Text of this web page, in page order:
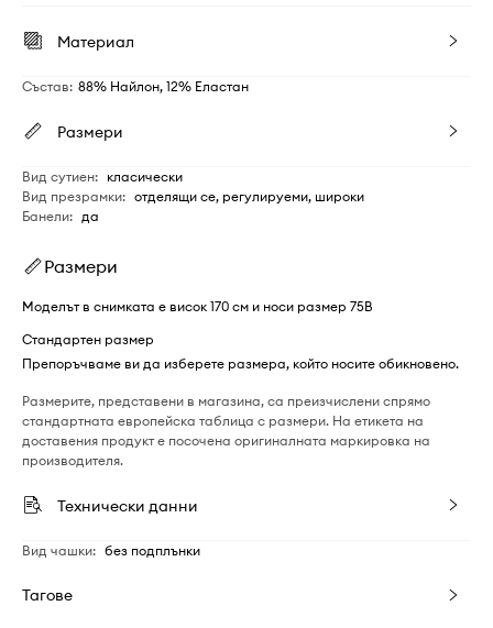
Материал
Състав: 88% Найлон, 12% Еластан
Размери
Вид сутиен: класически
Вид презрамки: отделящи се, регулируеми, широки
Банели: да
Размери
Моделът в снимката е висок 170 см и носи размер 75B
Стандартен размер
Препоръчваме ви да изберете размера, който носите обикновено.
Размерите, представени в магазина, са преизчислени спрямо
стандартната европейска таблица с размери. На етикета на
доставения продукт е посочена оригиналната маркировка на
производителя.
Технически данни
Вид чашки: без подплънки
Тагове